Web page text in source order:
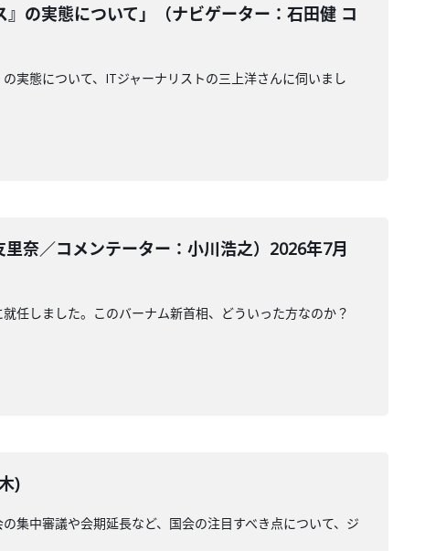
の実態について」（ナビゲーター：石田健 コ
実態について、ITジャーナリストの三上洋さんに伺いまし
奈／コメンテーター：小川浩之）2026年7月
任しました。このバーナム新首相、どういった方なのか？
)
集中審議や会期延長など、国会の注目すべき点について、ジ